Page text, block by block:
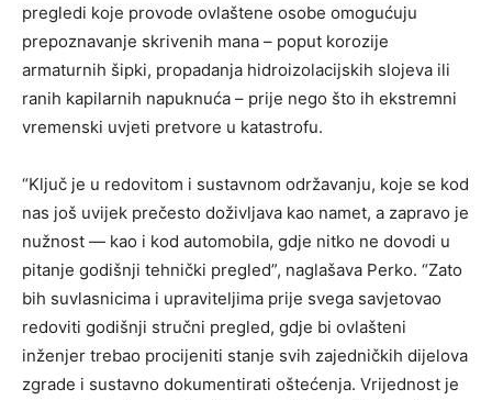
pregledi koje provode ovlaštene osobe omogućuju
prepoznavanje skrivenih mana – poput korozije
armaturnih šipki, propadanja hidroizolacijskih slojeva ili
ranih kapilarnih napuknuća – prije nego što ih ekstremni
vremenski uvjeti pretvore u katastrofu.
“Ključ je u redovitom i sustavnom održavanju, koje se kod
nas još uvijek prečesto doživljava kao namet, a zapravo je
nužnost — kao i kod automobila, gdje nitko ne dovodi u
pitanje godišnji tehnički pregled”, naglašava Perko. “Zato
bih suvlasnicima i upraviteljima prije svega savjetovao
redoviti godišnji stručni pregled, gdje bi ovlašteni
inženjer trebao procijeniti stanje svih zajedničkih dijelova
zgrade i sustavno dokumentirati oštećenja. Vrijednost je